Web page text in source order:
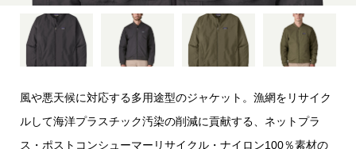
風や悪天候に対応する多用途型のジャケット。漁網をリサイク
ルして海洋プラスチック汚染の削減に貢献する、ネットプラ
ス・ポストコンシューマーリサイクル・ナイロン100％素材の